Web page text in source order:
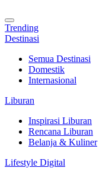
Trending
Destinasi
Semua Destinasi
Domestik
Internasional
Liburan
Inspirasi Liburan
Rencana Liburan
Belanja & Kuliner
Lifestyle Digital